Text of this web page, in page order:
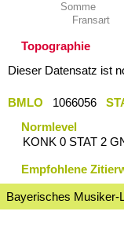
Somme
Fransart
Topographie
Dieser Datensatz ist
BMLO 1066056
Normlevel
KONK 0 STAT 2
Empfohlene
Bayerisches Musiker-